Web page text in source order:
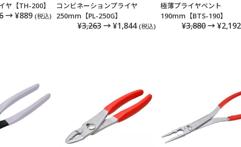
ヤ【TH-200】
→ ¥889 (税込)
コンビネーションプライヤ
250mm【PL-250G】
¥3,263→ ¥1,844 (税込)
極薄プライヤベント
190mm【BTS-190】
¥3,880→ ¥2,192